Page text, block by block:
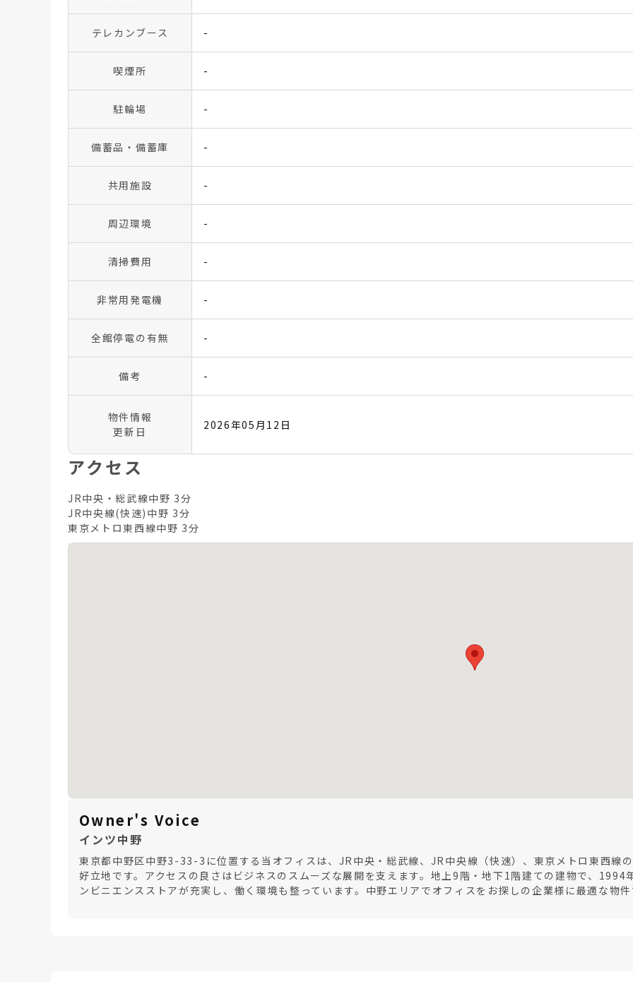
テレカンブース -
喫煙所 -
駐輪場 -
備蓄品・備蓄庫 -
共用施設 -
周辺環境 -
清掃費用 -
非常用発電機 -
全館停電の有無 -
備考 -
物件情報
更新日
2026年05月12日
アクセス
JR中央・総武線中野 3分
JR中央線(快速)中野 3分
東京メトロ東西線中野 3分
Owner's Voice
インツ中野
東京都中野区中野3-33-3に位置する当オフィスは、JR中央・総武線、JR中央線（快速）、東京メトロ東西線
好立地です。アクセスの良さはビジネスのスムーズな展開を支えます。地上9階・地下1階建ての建物で、
ンビニエンスストアが充実し、働く環境も整っています。中野エリアでオフィスをお探しの企業様に最適な物